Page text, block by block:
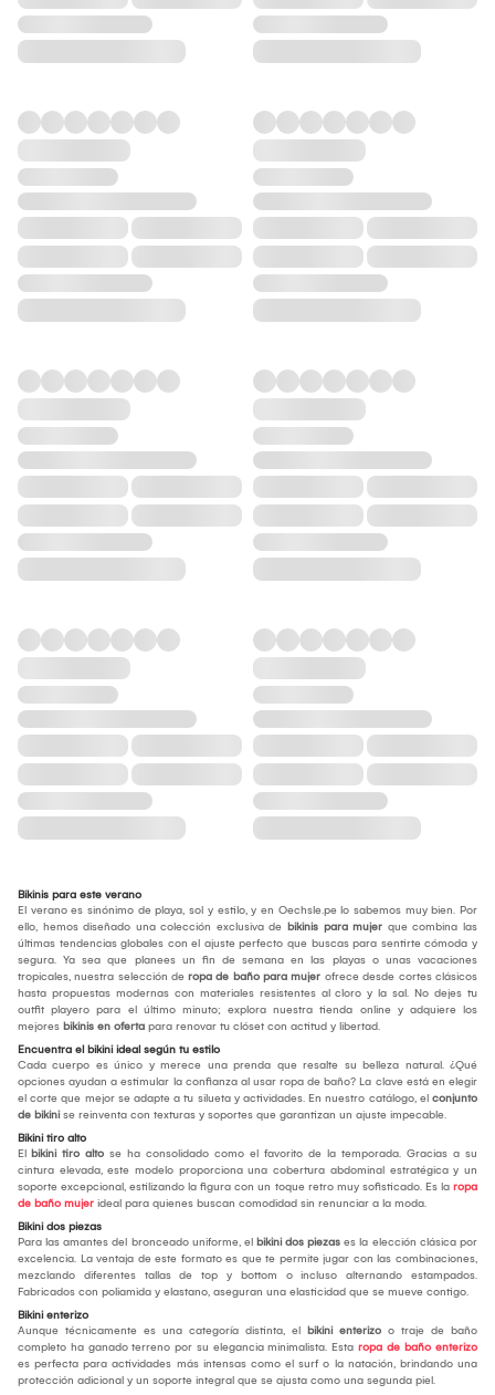
Bikinis para este verano
El verano es sinónimo de playa, sol y estilo, y en Oechsle.pe lo sabemos muy bien. Por
ello, hemos diseñado una colección exclusiva de bikinis para mujer que combina las
últimas tendencias globales con el ajuste perfecto que buscas para sentirte cómoda y
segura. Ya sea que planees un fin de semana en las playas o unas vacaciones
tropicales, nuestra selección de ropa de baño para mujer ofrece desde cortes clásicos
hasta propuestas modernas con materiales resistentes al cloro y la sal. No dejes tu
outfit playero para el último minuto; explora nuestra tienda online y adquiere los
mejores bikinis en oferta para renovar tu clóset con actitud y libertad.
Encuentra el bikini ideal según tu estilo
Cada cuerpo es único y merece una prenda que resalte su belleza natural. ¿Qué
opciones ayudan a estimular la confianza al usar ropa de baño? La clave está en elegir
el corte que mejor se adapte a tu silueta y actividades. En nuestro catálogo, el conjunto
de bikini se reinventa con texturas y soportes que garantizan un ajuste impecable.
Bikini tiro alto
El bikini tiro alto se ha consolidado como el favorito de la temporada. Gracias a su
cintura elevada, este modelo proporciona una cobertura abdominal estratégica y un
soporte excepcional, estilizando la figura con un toque retro muy sofisticado. Es la ropa
de baño mujer ideal para quienes buscan comodidad sin renunciar a la moda.
Bikini dos piezas
Para las amantes del bronceado uniforme, el bikini dos piezas es la elección clásica por
excelencia. La ventaja de este formato es que te permite jugar con las combinaciones,
mezclando diferentes tallas de top y bottom o incluso alternando estampados.
Fabricados con poliamida y elastano, aseguran una elasticidad que se mueve contigo.
Bikini enterizo
Aunque técnicamente es una categoría distinta, el bikini enterizo o traje de baño
completo ha ganado terreno por su elegancia minimalista. Esta ropa de baño enterizo
es perfecta para actividades más intensas como el surf o la natación, brindando una
protección adicional y un soporte integral que se ajusta como una segunda piel.